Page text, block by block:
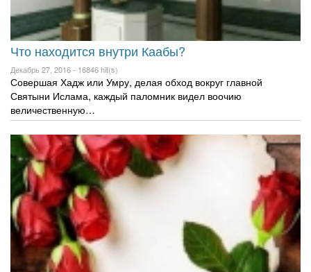
Что находится внутри Каабы?
Декабрь 27, 2016 - 16846 hit(s)
Совершая Хадж или Умру, делая обход вокруг главной
Святыни Ислама, каждый паломник видел воочию
величественную…